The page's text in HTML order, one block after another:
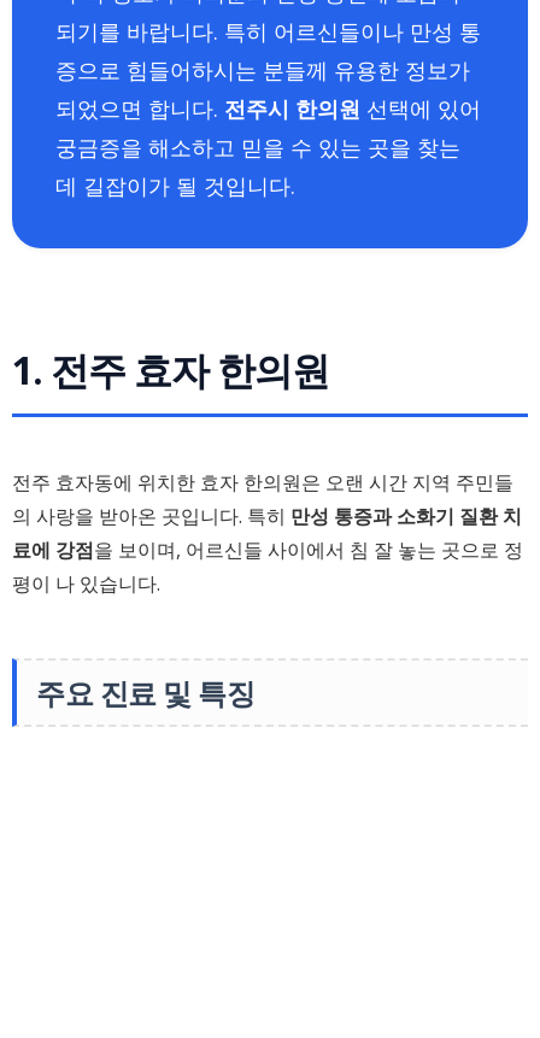
되기를 바랍니다. 특히 어르신들이나 만성 통
증으로 힘들어하시는 분들께 유용한 정보가
되었으면 합니다. 전주시 한의원 선택에 있어
궁금증을 해소하고 믿을 수 있는 곳을 찾는
데 길잡이가 될 것입니다.
1. 전주 효자 한의원
전주 효자동에 위치한 효자 한의원은 오랜 시간 지역 주민들
의 사랑을 받아온 곳입니다. 특히 만성 통증과 소화기 질환 치
료에 강점을 보이며, 어르신들 사이에서 침 잘 놓는 곳으로 정
평이 나 있습니다.
주요 진료 및 특징